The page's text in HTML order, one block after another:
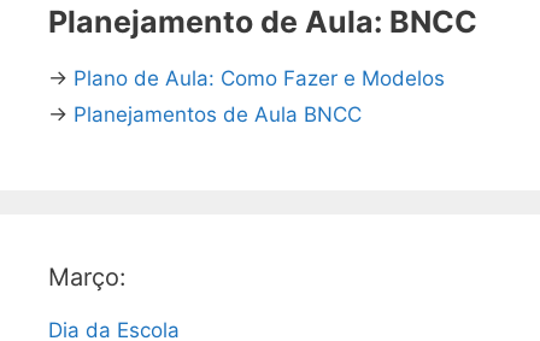
Planejamento de Aula: BNCC
→ Plano de Aula: Como Fazer e Modelos
→ Planejamentos de Aula BNCC
Março:
Dia da Escola